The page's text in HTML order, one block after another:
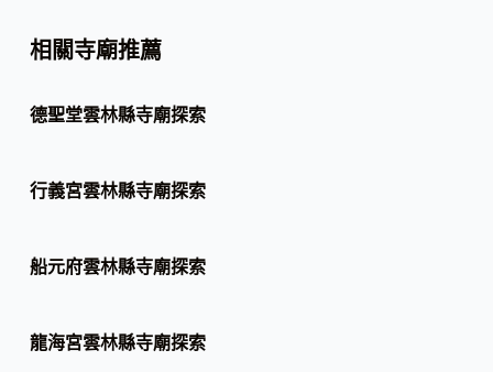
相關寺廟推薦
德聖堂雲林縣寺廟探索
行義宮雲林縣寺廟探索
船元府雲林縣寺廟探索
龍海宮雲林縣寺廟探索